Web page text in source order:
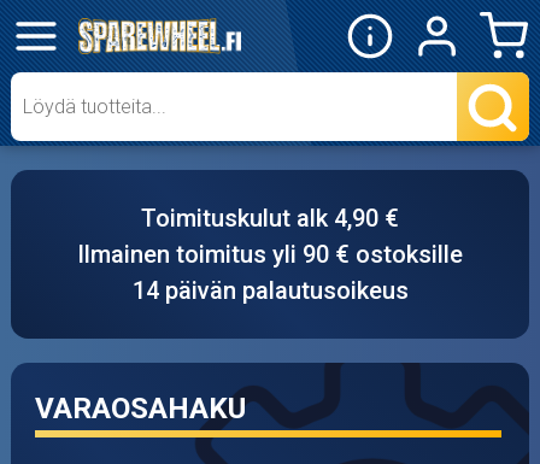
✕
Mopon osat
Skootterin osat
Crossipyörän osat
Moottoripyörän osat
Moottorikelkan osat
Mopoauton osat
Toimituskulut alk 4,90 €
Ilmainen toimitus yli 90 € ostoksille
14 päivän palautusoikeus
VARAOSAHAKU